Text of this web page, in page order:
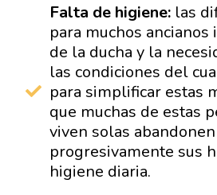
Falta de higiene: las
para muchos
de la ducha y la
las condiciones del
para simplificar estas
que muchas de estas
viven solas abandonen
progresivamente sus
higiene diaria.